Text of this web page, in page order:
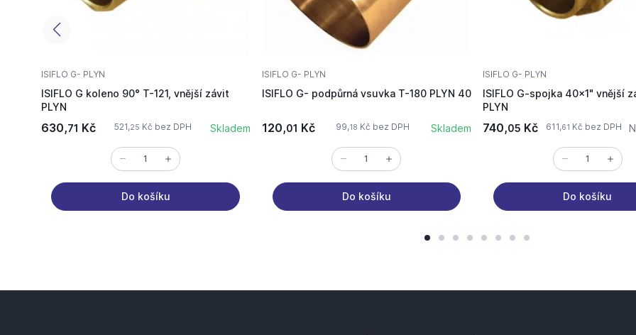
ISIFLO G- PLYN
ISIFLO G koleno 90° T-121, vnější závit
PLYN
630,71 Kč 521,25 Kč bez DPH Skladem
Do košíku
ISIFLO G- PLYN
ISIFLO G- podpůrná vsuvka T-180 PLYN 40
120,01 Kč 99,18 Kč bez DPH Skladem
Do košíku
ISIFLO G- PLYN
ISIFLO G-spojka 40x1" vnější
PLYN
740,05 Kč 611,61 Kč bez DPH
Do košíku